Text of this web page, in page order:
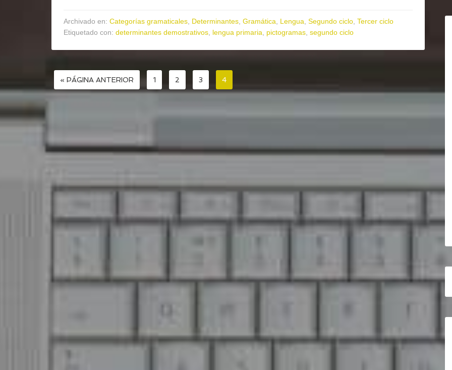
Archivado en: Categorías gramaticales Determinantes Gramática Lengua Segundo ciclo Tercer ciclo
Etiquetado con: determinantes demostrativos lengua primaria pictogramas segundo ciclo
« PÁGINA ANTERIOR 1 2 3 4